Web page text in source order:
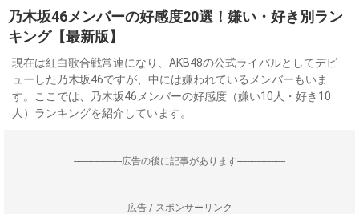
乃木坂46メンバーの好感度20選！嫌い・好き別ラン
キング【最新版】
現在は紅白歌合戦常連になり、AKB48の公式ライバルとしてデビ
ューした乃木坂46ですが、中には嫌われているメンバーもいま
す。ここでは、乃木坂46メンバーの好感度（嫌い10人・好き10
人）ランキングを紹介しています。
--------------------広告の後に記事があります--------------------
広告 / スポンサーリンク